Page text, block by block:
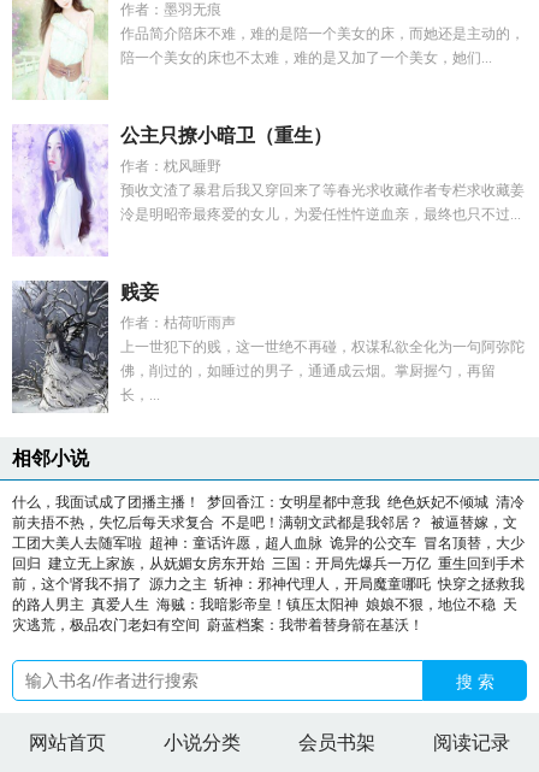
作者：墨羽无痕
作品简介陪床不难，难的是陪一个美女的床，而她还是主动的，
陪一个美女的床也不太难，难的是又加了一个美女，她们...
公主只撩小暗卫（重生）
作者：枕风睡野
预收文渣了暴君后我又穿回来了等春光求收藏作者专栏求收藏姜
泠是明昭帝最疼爱的女儿，为爱任性忤逆血亲，最终也只不过...
贱妾
作者：枯荷听雨声
上一世犯下的贱，这一世绝不再碰，权谋私欲全化为一句阿弥陀
佛，削过的，如睡过的男子，通通成云烟。掌厨握勺，再留
长，...
相邻小说
什么，我面试成了团播主播！ 梦回香江：女明星都中意我 绝色妖妃不倾城 清冷
前夫捂不热，失忆后每天求复合 不是吧！满朝文武都是我邻居？
被逼替嫁，文
工团大美人去随军啦 超神：童话许愿，超人血脉 诡异的公交车 冒名顶替，大少
回归 建立无上家族，从妩媚女房东开始 三国：开局先爆兵一万亿 重生回到手术
前，这个肾我不捐了 源力之主 斩神：邪神代理人，开局魔童哪吒 快穿之拯救我
的路人男主 真爱人生 海贼：我暗影帝皇！镇压太阳神 娘娘不狠，地位不稳 天
灾逃荒，极品农门老妇有空间 蔚蓝档案：我带着替身箭在基沃！
搜 索
网站首页 小说分类 会员书架 阅读记录